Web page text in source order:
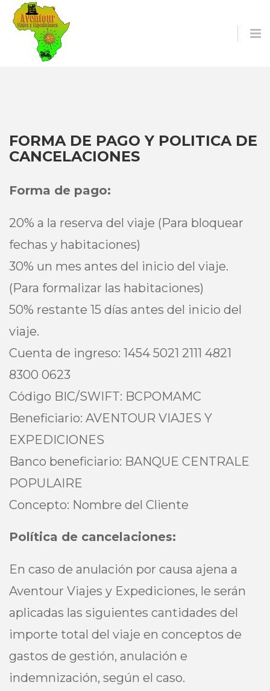
FORMA DE PAGO Y POLITICA DE
CANCELACIONES
Forma de pago:
20% a la reserva del viaje (Para bloquear
fechas y habitaciones)
30% un mes antes del inicio del viaje.
(Para formalizar las habitaciones)
50% restante 15 días antes del inicio del
viaje.
Cuenta de ingreso: 1454 5021 2111 4821
8300 0623
Código BIC/SWIFT: BCPOMAMC
Beneficiario: AVENTOUR VIAJES Y
EXPEDICIONES
Banco beneficiario: BANQUE CENTRALE
POPULAIRE
Concepto: Nombre del Cliente
Política de cancelaciones:
En caso de anulación por causa ajena a
Aventour Viajes y Expediciones, le serán
aplicadas las siguientes cantidades del
importe total del viaje en conceptos de
gastos de gestión, anulación e
indemnización, según el caso.